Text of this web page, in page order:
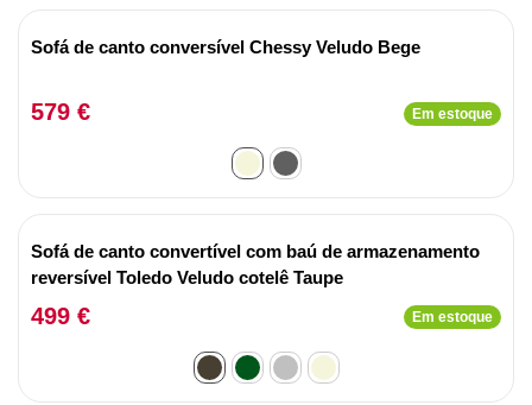
Sofá de canto conversível Chessy Veludo Bege
579 € Em estoque
Sofá de canto convertível com baú de armazenamento
reversível Toledo Veludo cotelê Taupe
499 € Em estoque